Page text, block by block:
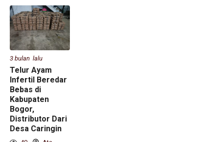
3 bulan lalu
Telur Ayam
Infertil Beredar
Bebas di
Kabupaten
Bogor,
Distributor Dari
Desa Caringin